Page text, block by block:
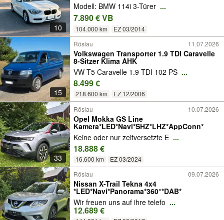
10
Modell: BMW 114i 3-Türer ...
7.890 € VB
104.000 km EZ 03/2014
15
Röslau 11.07.2026
Volkswagen Transporter 1.9 TDI Caravelle
8-Sitzer Klima AHK
VW T5 Caravelle 1.9 TDI 102 PS ...
8.499 €
218.600 km EZ 12/2006
33
Röslau 10.07.2026
Opel Mokka GS Line
Kamera*LED*Navi*SHZ*LHZ*AppConn*
Keine oder nur zeitversetzte E ...
18.888 €
16.600 km EZ 03/2024
Röslau 09.07.2026
Nissan X-Trail Tekna 4x4
*LED*Navi*Panorama*360°*DAB*
Wir freuen uns auf ihre telefo ...
12.689 €